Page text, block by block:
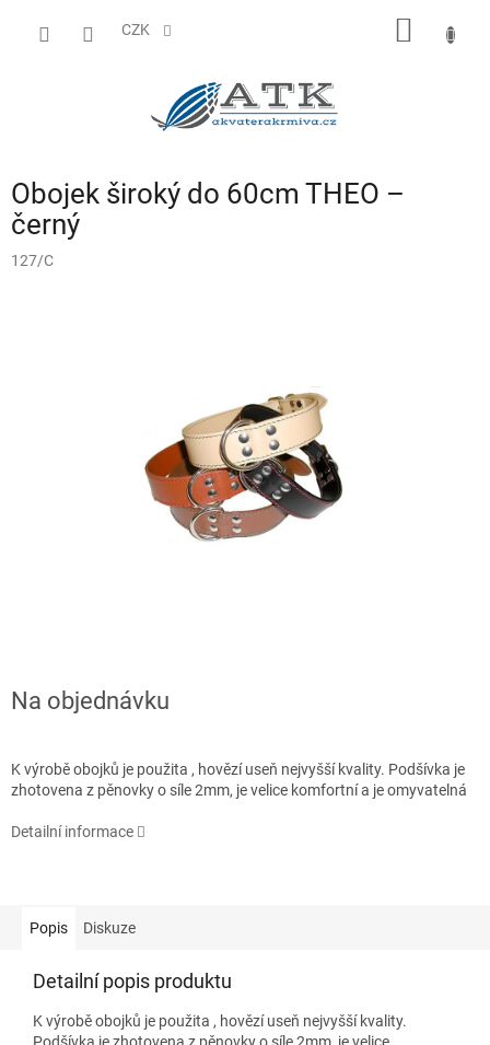
CZK
Obojek široký do 60cm THEO –
černý
127/C
Na objednávku
K výrobě obojků je použita , hovězí useň nejvyšší kvality. Podšívka je
zhotovena z pěnovky o síle 2mm, je velice komfortní a je omyvatelná
Detailní informace
Popis Diskuze
Detailní popis produktu
K výrobě obojků je použita , hovězí useň nejvyšší kvality.